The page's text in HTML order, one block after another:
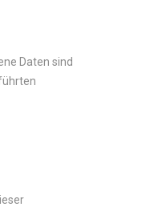
Daten sind